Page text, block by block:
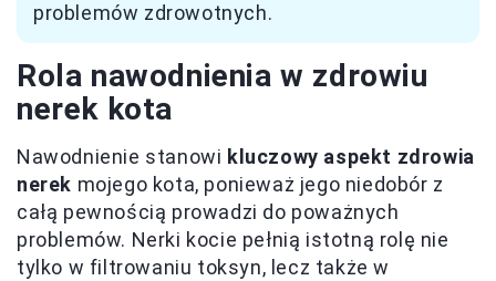
problemów zdrowotnych.
Rola nawodnienia w zdrowiu
nerek kota
Nawodnienie stanowi kluczowy aspekt zdrowia
nerek mojego kota, ponieważ jego niedobór z
całą pewnością prowadzi do poważnych
problemów. Nerki kocie pełnią istotną rolę nie
tylko w filtrowaniu toksyn, lecz także w